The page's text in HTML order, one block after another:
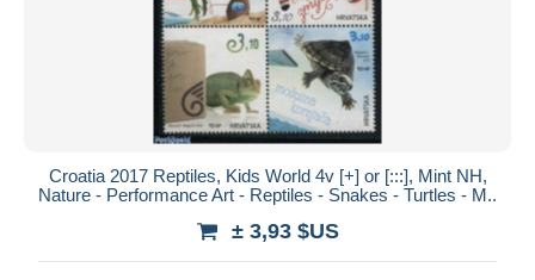
Croatia 2017 Reptiles, Kids World 4v [+] or [:::], Mint NH,
Nature - Performance Art - Reptiles - Snakes - Turtles - M..
± 3,93 $US